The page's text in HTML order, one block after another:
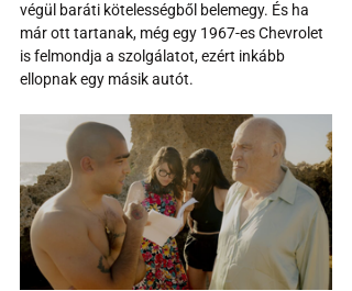
végül baráti kötelességből belemegy. És ha
már ott tartanak, még egy 1967-es Chevrolet
is felmondja a szolgálatot, ezért inkább
ellopnak egy másik autót.